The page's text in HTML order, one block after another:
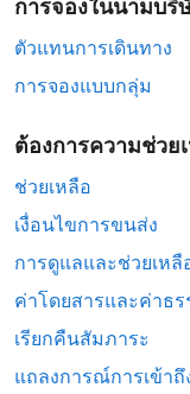
การจองในนามบริ
ตัวแทนการเดินทาง
การจองแบบกลุ่ม
ต้องการความช่วย
ช่วยเหลือ
เงื่อนไขการขนส่ง
การดูแลและช่วยเห
ค่าโดยสารและค่าธร
เรียกคืนสัมภาระ
แถลงการณ์การเข้าถึ